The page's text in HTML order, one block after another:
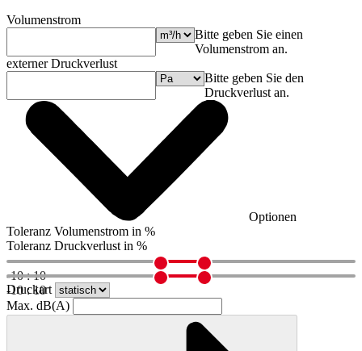
Volumenstrom
Bitte geben Sie einen
Volumenstrom an.
externer Druckverlust
Bitte geben Sie den
Druckverlust an.
Optionen
Toleranz Volumenstrom in %
Toleranz Druckverlust in %
-10 : 10
-10 : 10
Druckart
Max. dB(A)